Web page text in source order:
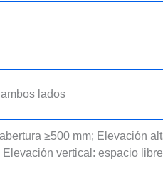
lados
≥500 mm; Elevación
vertical: espacio